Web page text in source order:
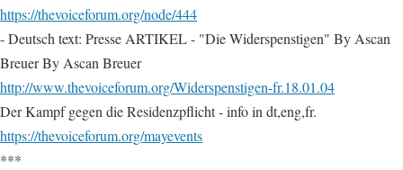
https://thevoiceforum.org/node/444
- Deutsch text: Presse ARTIKEL - "Die Widerspenstigen" By Ascan
Breuer By Ascan Breuer
http://www.thevoiceforum.org/Widerspenstigen-fr.18.01.04
Der Kampf gegen die Residenzpflicht - info in dt,eng,fr.
https://thevoiceforum.org/mayevents
***